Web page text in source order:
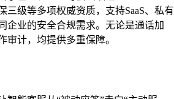
三级等多项权威资质，支持SaaS、私有
企业的安全合规需求。无论是通话加
审计，均提供多重保障。